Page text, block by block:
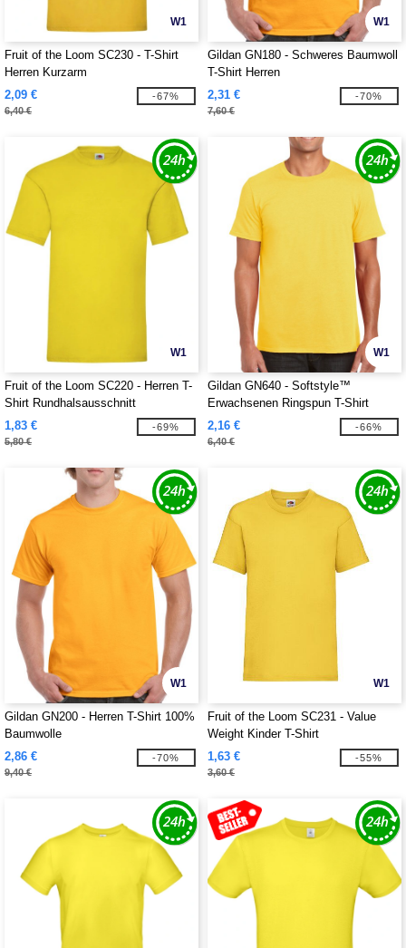
W1
Fruit of the Loom SC230 - T-Shirt
Herren Kurzarm
2,09 €
6,40 €
-67%
W1
Gildan GN180 - Schweres Baumwoll
T-Shirt Herren
2,31 €
7,60 €
-70%
W1
Fruit of the Loom SC220 - Herren T-
Shirt Rundhalsausschnitt
1,83 €
5,80 €
-69%
W1
Gildan GN640 - Softstyle™
Erwachsenen Ringspun T-Shirt
2,16 €
6,40 €
-66%
W1
Gildan GN200 - Herren T-Shirt 100%
Baumwolle
2,86 €
9,40 €
-70%
W1
Fruit of the Loom SC231 - Value
Weight Kinder T-Shirt
1,63 €
3,60 €
-55%